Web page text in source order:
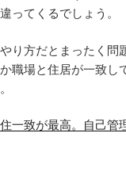
ってくるでしょう。
り方だとまったく問
職場と住居が一致し
一致が最高。自己管